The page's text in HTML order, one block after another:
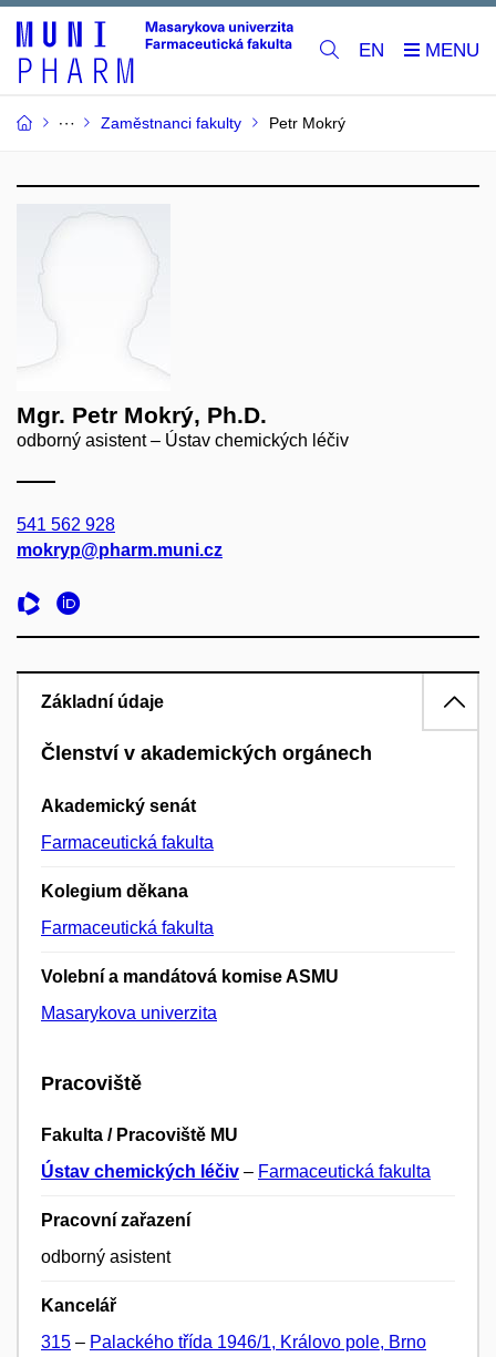
EN
Zaměstnanci fakulty Petr Mokrý
Mgr. Petr Mokrý, Ph.D.
odborný asistent – Ústav chemických léčiv
541 562 928
mokryp@pharm.muni.cz
Základní údaje
Členství v akademických orgánech
Akademický senát
Farmaceutická fakulta
Kolegium děkana
Farmaceutická fakulta
Volební a mandátová komise ASMU
Masarykova univerzita
Pracoviště
Fakulta / Pracoviště MU
Ústav chemických léčiv – Farmaceutická fakulta
Pracovní zařazení
odborný asistent
Kancelář
315 – Palackého třída 1946/1, Královo pole, Brno